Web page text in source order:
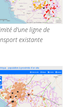
d'une ligne de
existante